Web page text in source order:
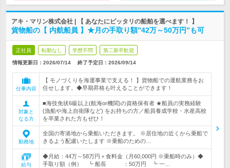
アキ・マリン株式会社 | 【 あなたにピッタリの船舶を選べます！ 】
貨物船の【 内航船員 】★月の手取り額”42万～50万円”も可
正社員 転勤なし 学歴不問 第二新卒歓迎
情報更新日：2026/07/14 終了予定日： 2026/09/14
仕事内容
【 モノづくりを海運事業で支える！ 】貨物船での運航業務をお
任せします。◆早期昇格も叶えることができます！
対象と
なる方
■海技免状6級以上(航海or機関)の資格保有者 ★船員の実務経験
(漁船や海上自衛隊など) をお持ちの方／船員養成学校・水産高校
を卒業された方もぜひ！
勤務地
全国の寄港地から乗船いただきます。 ※居住地の近くから乗船で
きるよう配慮いたします ※乗船のための…
給与
◆月給：44万～58万円＋食料金（月60,000円 ※乗船時のみ）◆
手取り額（例） ┗ 船長 ：50万円 ┗ 一…